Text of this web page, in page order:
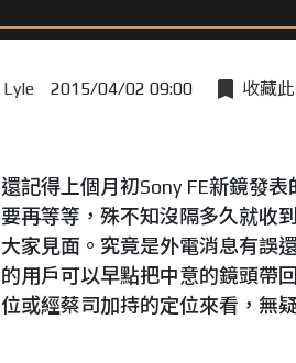
Lyle 2015/04/02 09:00 收藏
還記得上個月初Sony FE新鏡發
要再等等，殊不知沒隔多久就收
大家見面。究竟是外電消息有誤
的用戶可以早點把中意的鏡頭帶
位或經蔡司加持的定位來看，無